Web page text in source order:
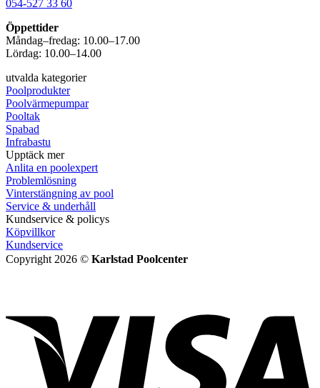
054-527 33 60
Öppettider
Måndag–fredag: 10.00–17.00
Lördag: 10.00–14.00
utvalda kategorier
Poolprodukter
Poolvärmepumpar
Pooltak
Spabad
Infrabastu
Upptäck mer
Anlita en poolexpert
Problemlösning
Vinterstängning av pool
Service & underhåll
Kundservice & policys
Köpvillkor
Kundservice
Copyright 2026 © Karlstad Poolcenter